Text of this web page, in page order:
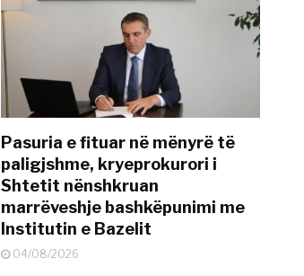
Pasuria e fituar në mënyrë të
paligjshme, kryeprokurori i
Shtetit nënshkruan
marrëveshje bashkëpunimi me
Institutin e Bazelit
04/08/2026